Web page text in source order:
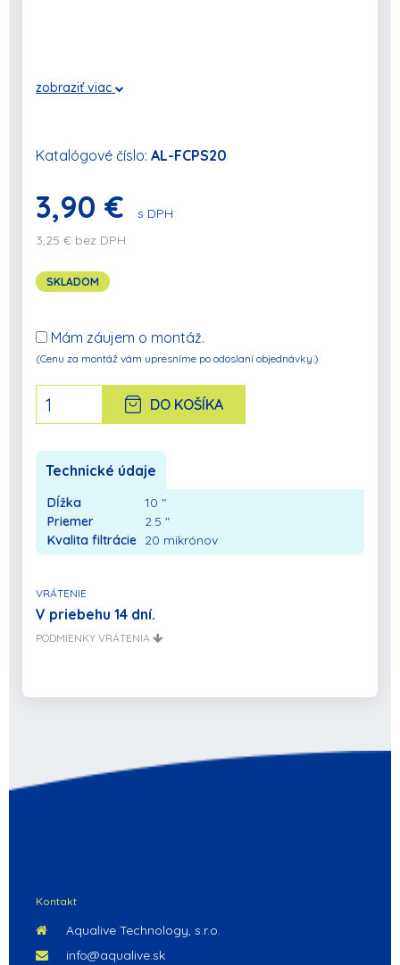
zobraziť viac
Katalógové číslo: AL-FCPS20
3,90 €
s DPH
3,25 € bez DPH
SKLADOM
Mám záujem o montáž.
(Cenu za montáž vám upresníme po odoslaní objednávky.)
DO KOŠÍKA
Technické údaje
Dĺžka
10 "
Priemer
2.5 "
Kvalita filtrácie 20 mikrónov
VRÁTENIE
V priebehu 14 dní.
PODMIENKY VRÁTENIA
Kontakt
Aqualive Technology, s.r.o.
info@aqualive.sk